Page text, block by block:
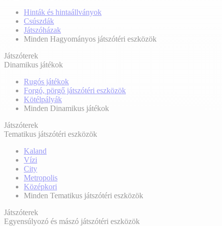
Hinták és hintaállványok
Csúszdák
Játszóházak
Minden Hagyományos játszótéri eszközök
Játszóterek
Dinamikus játékok
Rugós játékok
Forgó, pörgő játszótéri eszközök
Kötélpályák
Minden Dinamikus játékok
Játszóterek
Tematikus játszótéri eszközök
Kaland
Vízi
City
Metropolis
Középkori
Minden Tematikus játszótéri eszközök
Játszóterek
Egyensúlyozó és mászó játszótéri eszközök